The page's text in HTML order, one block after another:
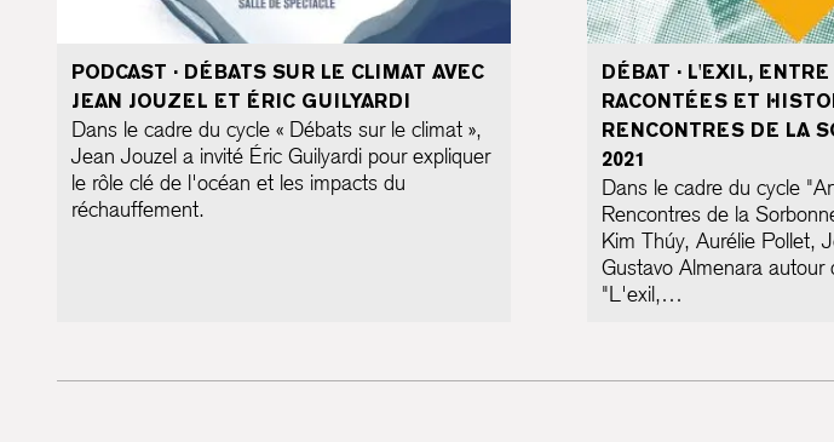
PODCAST · DÉBATS SUR LE CLIMAT AVEC
JEAN JOUZEL ET ÉRIC GUILYARDI
Dans le cadre du cycle « Débats sur le climat »,
Jean Jouzel a invité Éric Guilyardi pour expliquer
le rôle clé de l'océan et les impacts du
réchauffement.
DÉBAT · L'EXIL,
RACONTÉES ET
RENCONTRES DE LA
2021
Dans le cadre du cycle
Rencontres de la
Kim Thúy, Aurélie Pollet,
Gustavo Almenara autour
"L'exil,…